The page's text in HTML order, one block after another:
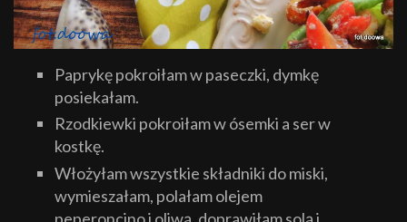
Paprykę pokroiłam w paseczki, dymkę
posiekałam.
Rzodkiewki pokroiłam w ósemki a ser w
kostkę.
Włożyłam wszystkie składniki do miski,
wymieszałam, polałam olejem
peperoncino i oliwą, doprawiłam solą i